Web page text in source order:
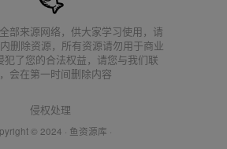
部来源网络，供大家学习使用，请
删除资源，所有资源请勿用于商业
犯了您的合法权益，请您与我们联
会在第一时间删除内容
侵权处理
© 2024 · 鱼资源库 ·